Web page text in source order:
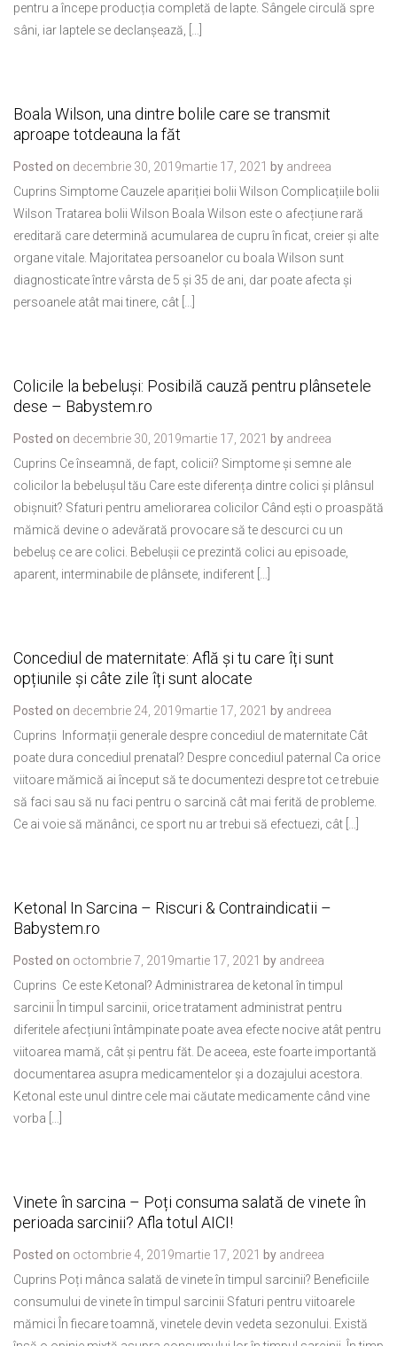
pentru a începe producția completă de lapte. Sângele circulă spre
sâni, iar laptele se declanșează, […]
Boala Wilson, una dintre bolile care se transmit
aproape totdeauna la făt
Posted on decembrie 30, 2019martie 17, 2021 by andreea
Cuprins Simptome Cauzele apariției bolii Wilson Complicațiile bolii
Wilson Tratarea bolii Wilson Boala Wilson este o afecțiune rară
ereditară care determină acumularea de cupru în ficat, creier și alte
organe vitale. Majoritatea persoanelor cu boala Wilson sunt
diagnosticate între vârsta de 5 și 35 de ani, dar poate afecta și
persoanele atât mai tinere, cât […]
Colicile la bebeluși: Posibilă cauză pentru plânsetele
dese – Babystem.ro
Posted on decembrie 30, 2019martie 17, 2021 by andreea
Cuprins Ce înseamnă, de fapt, colicii? Simptome și semne ale
colicilor la bebelușul tău Care este diferența dintre colici și plânsul
obișnuit? Sfaturi pentru ameliorarea colicilor Când ești o proaspătă
mămică devine o adevărată provocare să te descurci cu un
bebeluș ce are colici. Bebelușii ce prezintă colici au episoade,
aparent, interminabile de plânsete, indiferent […]
Concediul de maternitate: Află și tu care îți sunt
opțiunile și câte zile îți sunt alocate
Posted on decembrie 24, 2019martie 17, 2021 by andreea
Cuprins Informații generale despre concediul de maternitate Cât
poate dura concediul prenatal? Despre concediul paternal Ca orice
viitoare mămică ai început să te documentezi despre tot ce trebuie
să faci sau să nu faci pentru o sarcină cât mai ferită de probleme.
Ce ai voie să mănânci, ce sport nu ar trebui să efectuezi, cât […]
Ketonal In Sarcina – Riscuri & Contraindicatii –
Babystem.ro
Posted on octombrie 7, 2019martie 17, 2021 by andreea
Cuprins Ce este Ketonal? Administrarea de ketonal în timpul
sarcinii În timpul sarcinii, orice tratament administrat pentru
diferitele afecțiuni întâmpinate poate avea efecte nocive atât pentru
viitoarea mamă, cât și pentru făt. De aceea, este foarte importantă
documentarea asupra medicamentelor și a dozajului acestora.
Ketonal este unul dintre cele mai căutate medicamente când vine
vorba […]
Vinete în sarcina – Poți consuma salată de vinete în
perioada sarcinii? Afla totul AICI!
Posted on octombrie 4, 2019martie 17, 2021 by andreea
Cuprins Poți mânca salată de vinete în timpul sarcinii? Beneficiile
consumului de vinete în timpul sarcinii Sfaturi pentru viitoarele
mămici În fiecare toamnă, vinetele devin vedeta sezonului. Există